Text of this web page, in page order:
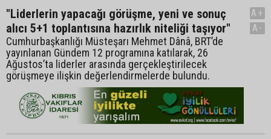
"Liderlerin yapacağı görüşme, yeni ve sonuç
alıcı 5+1 toplantısına hazırlık niteliği taşıyor"
Cumhurbaşkanlığı Müsteşarı Mehmet Dânâ, BRT’de
yayınlanan Gündem 12 programına katılarak, 26
Ağustos’ta liderler arasında gerçekleştirilecek
görüşmeye ilişkin değerlendirmelerde bulundu.
A+
A-